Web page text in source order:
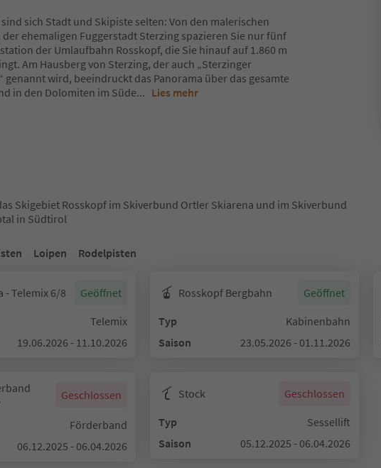
sich Stadt und Skipiste selten: Von den malerischen
der ehemaligen Fuggerstadt Sterzing spazieren Sie nur fünf
der Umlaufbahn Rosskopf, die Sie hinauf auf 1.860 m
Am Hausberg von Sterzing, der auch „Sterzinger
genannt wird, beeindruckt das Panorama über das gesamte
in den Dolomiten im Süde... Lies mehr
Skigebiet Rosskopf im Skiverbund Ortler Skiarena und im Skiverbund
in Südtirol
Loipen Rodelpisten
- Telemix 6/8
Geöffnet
Telemix
19.06.2026 - 11.10.2026
Rosskopf Bergbahn
Geöffnet
Typ
Kabinenbahn
Saison
23.05.2026 - 01.11.2026
Geschlossen
Förderband
06.12.2025 - 06.04.2026
Stock
Geschlossen
Typ
Sessellift
Saison
05.12.2025 - 06.04.2026